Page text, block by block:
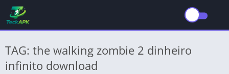
TAG: the walking zombie 2 dinheiro
infinito download